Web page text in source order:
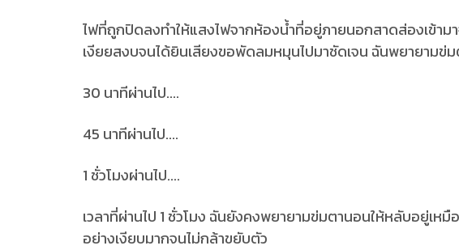
ไฟที่ถูกปิดลงทำให้แสงไฟจากห้องน้ำที่อยู่ภายนอกสาดส่องเข้าม
เงียยสงบจนได้ยินเสียงขอพัดลมหมุนไปมาชัดเจน ฉันพยายามข่ม
30 นาทีผ่านไป....
45 นาทีผ่านไป....
1 ชั่วโมงผ่านไป....
เวลาที่ผ่านไป 1 ชั่วโมง ฉันยังคงพยายามข่มตานอนให้หลับอยู่เ
อย่างเงียบมากจนไม่กล้าขยับตัว